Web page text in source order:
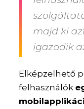
majd ki
igazodik
Elképzelhető
felhasználók